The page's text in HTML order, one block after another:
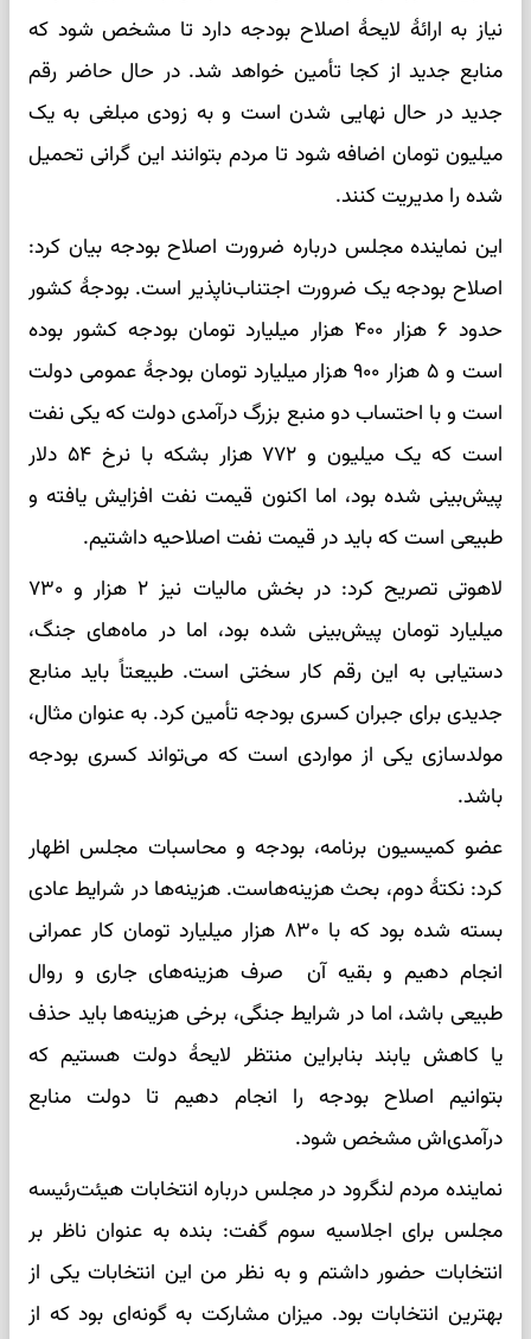
نیاز به ارائهٔ لایحهٔ اصلاح بودجه دارد تا مشخص شود که
منابع جدید از کجا تأمین خواهد شد. در حال حاضر رقم
جدید در حال نهایی شدن است و به زودی مبلغی به یک
میلیون تومان اضافه شود تا مردم بتوانند این گرانی تحمیل
شده را مدیریت کنند.
این نماینده مجلس درباره ضرورت اصلاح بودجه بیان کرد:
اصلاح بودجه یک ضرورت اجتناب‌ناپذیر است. بودجهٔ کشور
حدود ۶ هزار ۴۰۰ هزار میلیارد تومان بودجه کشور بوده
است و ۵ هزار ۹۰۰ هزار میلیارد تومان بودجهٔ عمومی دولت
است و با احتساب دو منبع بزرگ درآمدی دولت که یکی نفت
است که یک میلیون و ۷۷۲ هزار بشکه با نرخ ۵۴ دلار
پیش‌بینی شده بود، اما اکنون قیمت نفت افزایش یافته و
طبیعی است که باید در قیمت نفت اصلاحیه داشتیم.
لاهوتی تصریح کرد: در بخش مالیات نیز ۲ هزار و ۷۳۰
میلیارد تومان پیش‌بینی شده بود، اما در ماه‌های جنگ،
دستیابی به این رقم کار سختی است. طبیعتاً باید منابع
جدیدی برای جبران کسری بودجه تأمین کرد. به عنوان مثال،
مولدسازی یکی از مواردی است که می‌تواند کسری بودجه
باشد.
عضو کمیسیون برنامه، بودجه و محاسبات مجلس اظهار
کرد: نکتهٔ دوم، بحث هزینه‌هاست. هزینه‌ها در شرایط عادی
بسته شده بود که با ۸۳۰ هزار میلیارد تومان کار عمرانی
انجام دهیم و بقیه آن صرف هزینه‌های جاری و روال
طبیعی باشد، اما در شرایط جنگی، برخی هزینه‌ها باید حذف
یا کاهش یابند بنابراین منتظر لایحهٔ دولت هستیم که
بتوانیم اصلاح بودجه را انجام دهیم تا دولت منابع
درآمدی‌اش مشخص شود.
نماینده مردم لنگرود در مجلس درباره انتخابات هیئت‌رئیسه
مجلس برای اجلاسیه سوم گفت: بنده به عنوان ناظر بر
انتخابات حضور داشتم و به نظر من این انتخابات یکی از
بهترین انتخابات بود. میزان مشارکت به گونه‌ای بود که از